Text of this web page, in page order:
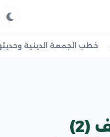
خطب الجمعة الدينية
أفكار بلا عواطف (2)